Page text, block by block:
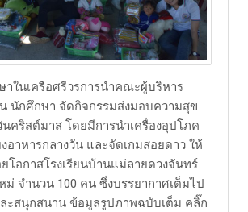
าในเครือศรีวรการนำคณะผู้บริหาร
นักศึกษา จัดกิจกรรมส่งมอบความสุข
นคริสต์มาส โดยมีการนำเครื่องอุปโภค
อาหารกลางวัน และจัดเกมสอยดาว ให้
โอกาสโรงเรียนบ้านแม่ลายดวงจันทร์
ม่ จำนวน 100 คน ซึ่งบรรยากาศเต็มไป
ะสนุกสนาน ข้อมูลรูปภาพฉบับเต็ม​ คลิ๊ก